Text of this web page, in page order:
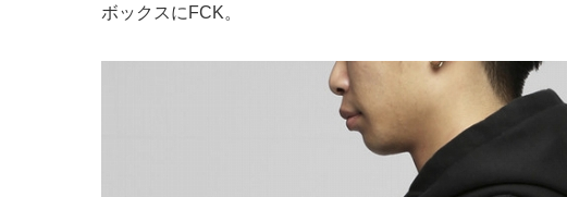
ボックスにFCK。